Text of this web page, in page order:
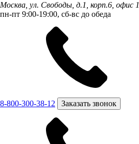
Москва, ул. Свободы, д.1, корп.6, офис 1
пн-пт 9:00-19:00, сб-вс до обеда
8-800-300-38-12 Заказать звонок